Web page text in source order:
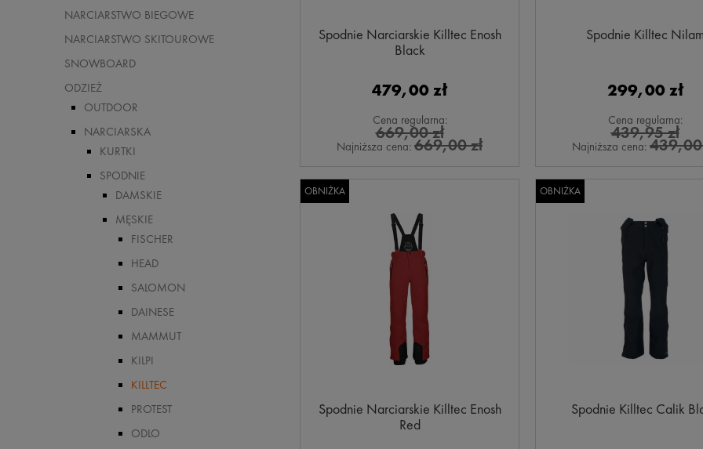
NARCIARSTWO BIEGOWE
NARCIARSTWO SKITOUROWE
SNOWBOARD
ODZIEŻ
OUTDOOR
NARCIARSKA
KURTKI
SPODNIE
DAMSKIE
MĘSKIE
FISCHER
HEAD
SALOMON
DAINESE
MAMMUT
KILPI
KILLTEC
PROTEST
ODLO
Spodnie Narciarskie Killtec Enosh
Black
479,00 zł
Cena regularna:
669,00 zł
Najniższa cena: 669,00 zł
Spodnie Killtec
299,00 zł
Cena regularna:
439,95 zł
Najniższa cena: 439,00
Spodnie Narciarskie Killtec Enosh
Red
OBNIŻKA
Spodnie Killtec Calik
OBNIŻKA